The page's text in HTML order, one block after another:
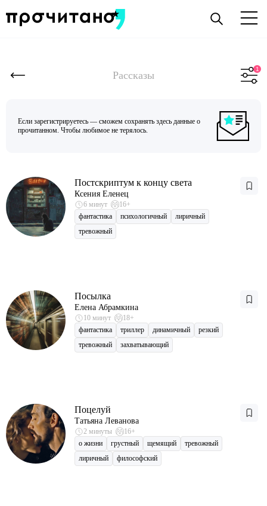
Рассказы
Если зарегистрируетесь — сможем сохранять здесь данные о
прочитанном. Чтобы любимое не терялось.
Постскриптум к концу света
Ксения Еленец
6 минут
16+
фантастика
психологичный
лиричный
тревожный
Посылка
Елена Абрамкина
10 минут
18+
фантастика
триллер динамичный
резкий
тревожный
захватывающий
Поцелуй
Татьяна Леванова
2 минуты
16+
о жизни
грустный щемящий
тревожный
лиричный
философский